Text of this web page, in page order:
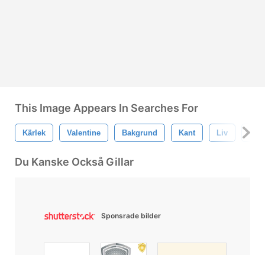
This Image Appears In Searches For
Kärlek Valentine Bakgrund Kant Liv
Du Kanske Också Gillar
Sponsrade bilder